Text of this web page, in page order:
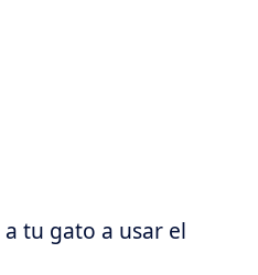
tu gato a usar el